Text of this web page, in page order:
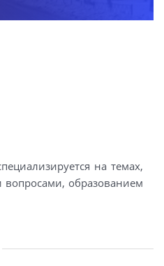
на темах,
образованием